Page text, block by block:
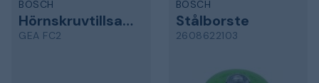
BOSCH
Hörnskruvtillsats
GEA FC2
BOSCH
Stålborste
2608622103